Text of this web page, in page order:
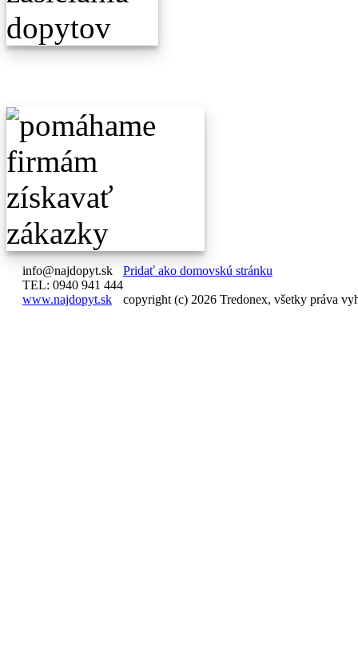
info@najdopyt.sk
TEL: 0940 941 444
www.najdopyt.sk
Pridať ako domovskú stránku
copyright (c) 2026 Tredonex, všetky práva